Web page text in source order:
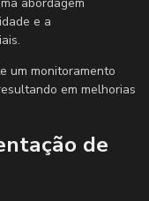
e a
um monitoramento
em melhorias
de